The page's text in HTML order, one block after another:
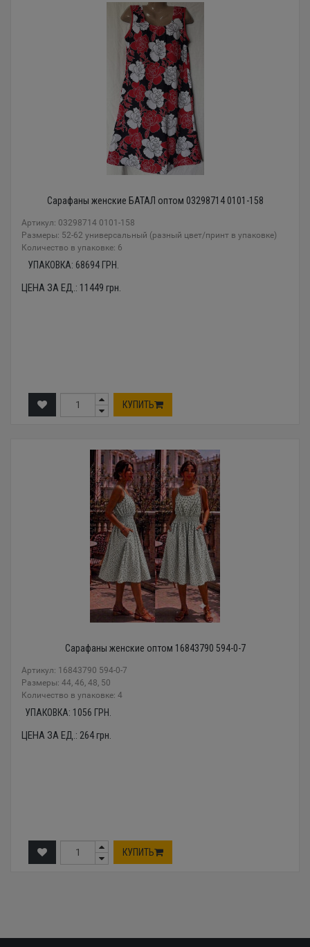
Сарафаны женские БАТАЛ оптом 03298714 0101-158
Артикул: 03298714 0101-158
Размеры: 52-62 универсальный (разный цвет/принт в упаковке)
Количество в упаковке: 6
УПАКОВКА: 68694 ГРН.
ЦЕНА ЗА ЕД.: 11449 грн.
КУПИТЬ
Сарафаны женские оптом 16843790 594-0-7
Артикул: 16843790 594-0-7
Размеры: 44, 46, 48, 50
Количество в упаковке: 4
УПАКОВКА: 1056 ГРН.
ЦЕНА ЗА ЕД.: 264грн.
КУПИТЬ